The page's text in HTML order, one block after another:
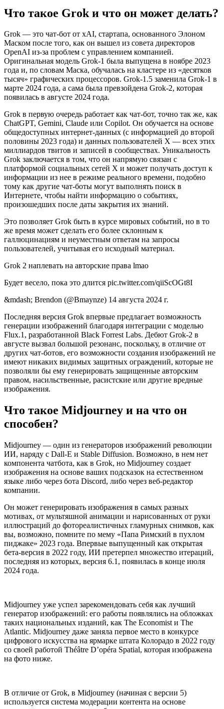
Что такое Grok и что он может делать?
Grok — это чат-бот от xAI, стартапа, основанного Элоном
Маском после того, как он вышел из совета директоров
OpenAI из-за проблем с управлением компанией.
Оригинальная модель Grok-1 была выпущена в ноябре 2023
года и, по словам Маска, обучалась на кластере из «десятков
тысяч» графических процессоров. Grok-1.5 заменила Grok-1 в
марте 2024 года, а сама была превзойдена Grok-2, которая
появилась в августе 2024 года.
Grok в первую очередь работает как чат-бот, точно так же, как
ChatGPT, Gemini, Claude или Copilot. Он обучается на основе
общедоступных интернет-данных (с информацией до второй
половины 2023 года) и данных пользователей X — всех этих
миллиардов твитов и записей в сообществах. Уникальность
Grok заключается в том, что он напрямую связан с
платформой социальных сетей X и может получать доступ к
информации из нее в режиме реального времени, подобно
тому как другие чат-боты могут выполнять поиск в
Интернете, чтобы найти информацию о событиях,
произошедших после даты закрытия их знаний.
Это позволяет Grok быть в курсе мировых событий, но в то
же время может сделать его более склонным к
галлюцинациям и неуместным ответам на запросы
пользователей, учитывая его исходный материал.
Grok 2 наплевать на авторские права lmao
Будет весело, пока это длится pic.twitter.com/qiiScOGt8I
&mdash; Brendon (@Bmaynze) 14 августа 2024 г.
Последняя версия Grok впервые предлагает возможность
генерации изображений благодаря интеграции с моделью
Flux.1, разработанной Black Forrest Labs. Дебют Grok-2 в
августе вызвал большой резонанс, поскольку, в отличие от
других чат-ботов, его возможности создания изображений не
имеют никаких видимых защитных ограждений, которые не
позволяли бы ему генерировать защищенные авторским
правом, насильственные, расистские или другие вредные
изображения.
Что такое Midjourney и на что он
способен?
Midjourney — один из генераторов изображений революции
ИИ, наряду с Dall-E и Stable Diffusion. Возможно, в нем нет
компонента чатбота, как в Grok, но Midjourney создает
изображения на основе ваших подсказок на естественном
языке либо через бота Discord, либо через веб-редактор
компании.
Он может генерировать изображения в самых разных
мотивах, от мультяшной анимации и нарисованных от руки
иллюстраций до фотореалистичных гламурных снимков, как
вы, возможно, помните по мему «Папа Римский в пухлом
пиджаке» 2023 года. Впервые выпущенный как открытая
бета-версия в 2022 году, ИИ претерпел множество итераций,
последняя из которых, версия 6.1, появилась в конце июля
2024 года.
Midjourney уже успел зарекомендовать себя как лучший
генератор изображений: его работы появлялись на обложках
таких национальных изданий, как The Economist и The
Atlantic. Midjourney даже заняла первое место в конкурсе
цифрового искусства на ярмарке штата Колорадо в 2022 году
со своей работой Théâtre D’opéra Spatial, которая изображена
на фото ниже.
В отличие от Grok, в Midjourney (начиная с версии 5)
используется система модерации контента на основе